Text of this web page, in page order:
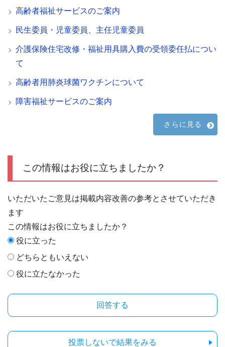
高齢者福祉サービスのご案内
民生委員・児童委員、主任児童委員
介護保険住宅改修・福祉用具購入費の受領委任払につい
て
高齢者用肺炎球菌ワクチンについて
障害福祉サービスのご案内
さらに見る
この情報はお役に立ちましたか？
いただいたご意見は掲載内容改善の参考とさせていただき
ます
この情報はお役に立ちましたか？
役に立った
どちらともいえない
役に立たなかった
投票しないで結果をみる